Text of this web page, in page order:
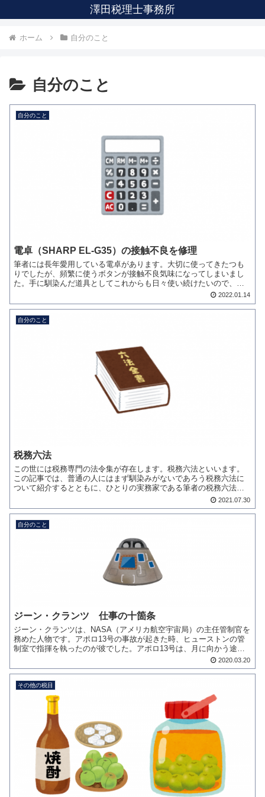
澤田税理士事務所
ホーム 自分のこと
自分のこと
自分のこと
電卓（SHARP EL-G35）の接触不良を修理
筆者には長年愛用している電卓があります。大切に使ってきたつも
りでしたが、頻繁に使うボタンが接触不良気味になってしまいまし
た。手に馴染んだ道具としてこれからも日々使い続けたいので、思
い切って修理に挑戦してみました。SHARP EL-G35今回...2022.01.14
自分のこと
税務六法
この世には税務専門の法令集が存在します。税務六法といいます。
この記事では、普通の人にはまず馴染みがないであろう税務六法に
ついて紹介するとともに、ひとりの実務家である筆者の税務六法と
の関わりついても触れたいと思います。税務六法とは一般的な
「六...
2021.07.30
自分のこと
ジーン・クランツ 仕事の十箇条
ジーン・クランツは、NASA（アメリカ航空宇宙局）の主任管制官を
務めた人物です。アポロ13号の事故が起きた時、ヒューストンの管
制室で指揮を執ったのが彼でした。アポロ13号は、月に向かう途中
の宇宙空間で酸素タンクが爆発するという絶望的な状況に...2020.03.20
その他の税目